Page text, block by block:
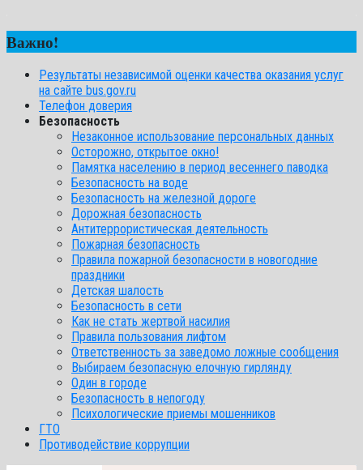
Важно!
Результаты независимой оценки качества оказания услуг
на сайте bus.gov.ru
Телефон доверия
Безопасность
Незаконное использование персональных данных
Осторожно, открытое окно!
Памятка населению в период весеннего паводка
Безопасность на воде
Безопасность на железной дороге
Дорожная безопасность
Антитеррористическая деятельность
Пожарная безопасность
Правила пожарной безопасности в новогодние
праздники
Детская шалость
Безопасность в сети
Как не стать жертвой насилия
Правила пользования лифтом
Ответственность за заведомо ложные сообщения
Выбираем безопасную елочную гирлянду
Один в городе
Безопасность в непогоду
Психологические приемы мошенников
ГТО
Противодействие коррупции